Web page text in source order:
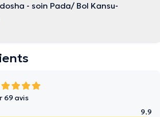
- soin Pada/ Bol Kansu-
69 avis
9.9